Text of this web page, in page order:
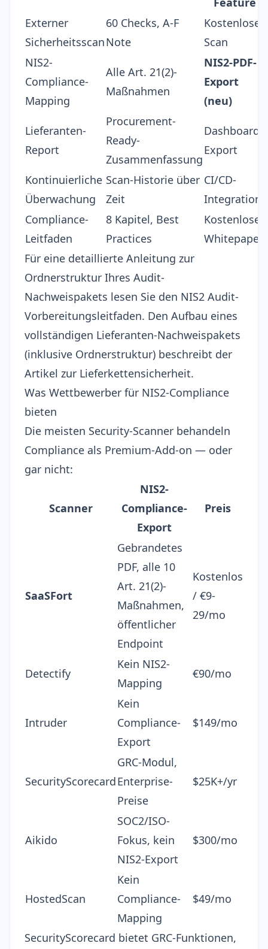
Externer
Sicherheitsscan
60 Checks, A-F
Note
Kostenloser
Scan
NIS2-
Compliance-
Mapping
Alle Art. 21(2)-
Maßnahmen
NIS2-PDF-
Export
(neu)
Lieferanten-
Report
Procurement-
Ready-
Zusammenfassung
Dashboard-
Export
Kontinuierliche
Überwachung
Scan-Historie über
Zeit
CI/CD-
Integration
Compliance-
Leitfaden
8 Kapitel, Best
Practices
Kostenloses
Whitepaper
Für eine detaillierte Anleitung zur
Ordnerstruktur Ihres Audit-
Nachweispakets lesen Sie den NIS2 Audit-
Vorbereitungsleitfaden. Den Aufbau eines
vollständigen Lieferanten-Nachweispakets
(inklusive Ordnerstruktur) beschreibt der
Artikel zur Lieferkettensicherheit.
Was Wettbewerber für NIS2-Compliance
bieten
Die meisten Security-Scanner behandeln
Compliance als Premium-Add-on — oder
gar nicht:
Scanner
NIS2-
Compliance-
Export
Preis
SaaSFort
Gebrandetes
PDF, alle 10
Art. 21(2)-
Maßnahmen,
öffentlicher
Endpoint
Kostenlos
/ €9-
29/mo
Detectify
Kein NIS2-
Mapping
€90/mo
Intruder
Kein
Compliance-
Export
$149/mo
SecurityScorecard
GRC-Modul,
Enterprise-
Preise
$25K+/yr
Aikido
SOC2/ISO-
Fokus, kein
NIS2-Export
$300/mo
HostedScan
Kein
Compliance-
Mapping
$49/mo
SecurityScorecard bietet GRC-Funktionen,